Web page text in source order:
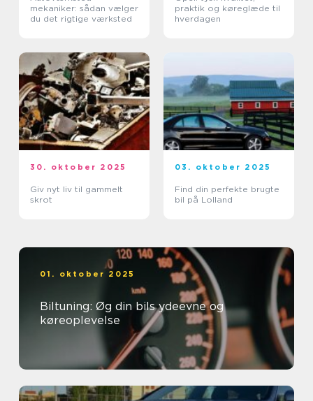
mekaniker: sådan vælger
du det rigtige værksted
praktik og køreglæde til
hverdagen
30. oktober 2025
Giv nyt liv til gammelt
skrot
03. oktober 2025
Find din perfekte brugte
bil på Lolland
01. oktober 2025
Biltuning: Øg din bils ydeevne og
køreoplevelse